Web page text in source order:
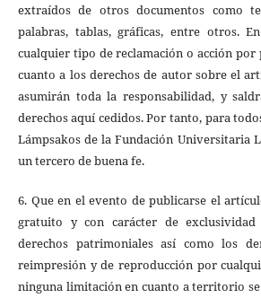
extraídos de otros documentos como
palabras, tablas, gráficas, entre otros.
cualquier tipo de reclamación o acción
cuanto a los derechos de autor sobre el
asumirán toda la responsabilidad, y
derechos aquí cedidos. Por tanto, para
Lámpsakos de la Fundación Universitaria
un tercero de buena fe.
6. Que en el evento de publicarse el
gratuito y con carácter de
derechos patrimoniales así como los
reimpresión y de reproducción por
ninguna limitación en cuanto a territorio